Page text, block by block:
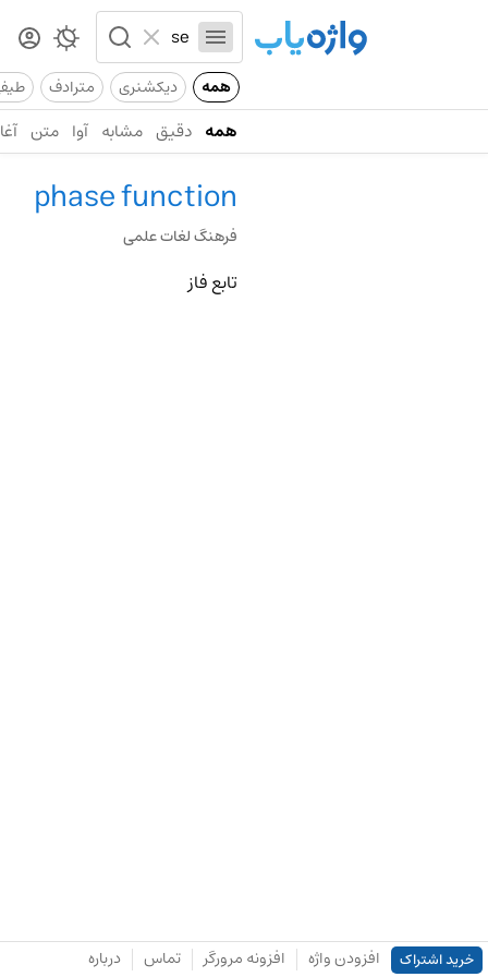
همه دیکشنری مترادف
همه دقیق مشابه آوا متن
phase function
فرهنگ لغات علمی
تابع فاز
خرید اشتراک افزودن واژه افزونه مرورگر تماس درباره